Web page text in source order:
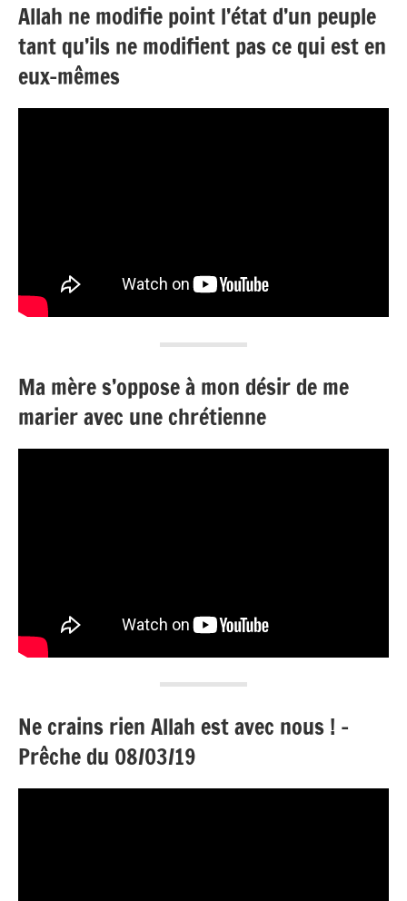
Allah ne modifie point l’état d’un peuple
tant qu’ils ne modifient pas ce qui est en
eux-mêmes
Ma mère s’oppose à mon désir de me
marier avec une chrétienne
Ne crains rien Allah est avec nous ! –
Prêche du 08/03/19